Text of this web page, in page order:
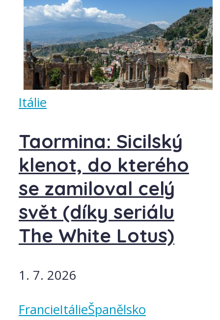
Itálie
Taormina: Sicilský
klenot, do kterého
se zamiloval celý
svět (díky seriálu
The White Lotus)
1. 7. 2026
FrancieItálieŠpanělsko